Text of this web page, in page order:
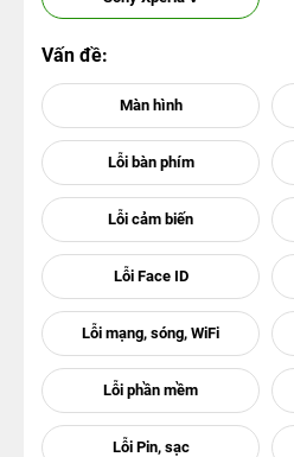
Vấn đề: